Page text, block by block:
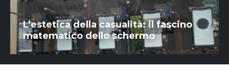
L’estetica della casualità: il fascino
matematico dello schermo